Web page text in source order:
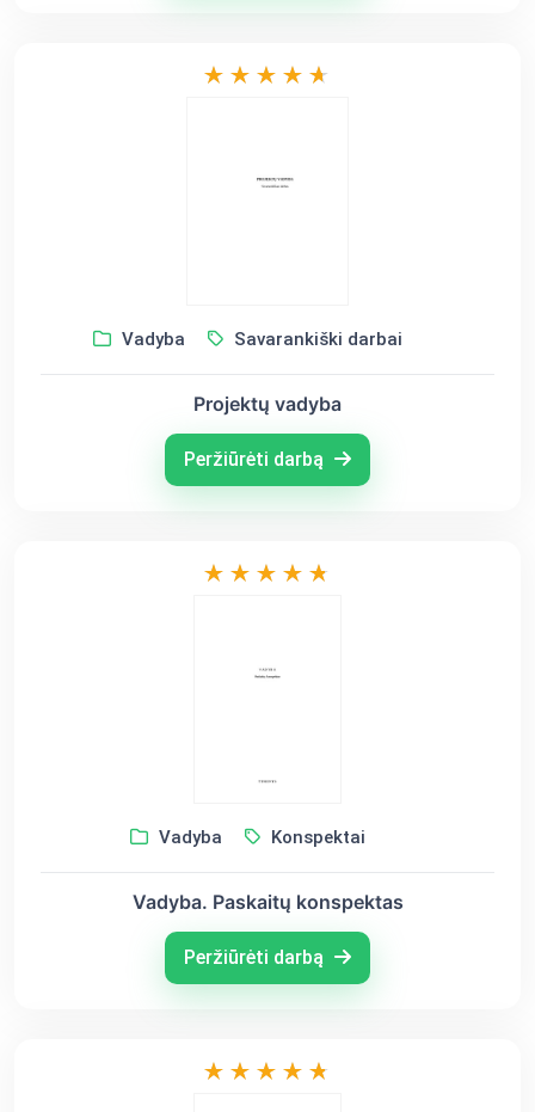
Vadyba Savarankiški darbai
Projektų vadyba
Peržiūrėti darbą
Vadyba Konspektai
Vadyba. Paskaitų konspektas
Peržiūrėti darbą